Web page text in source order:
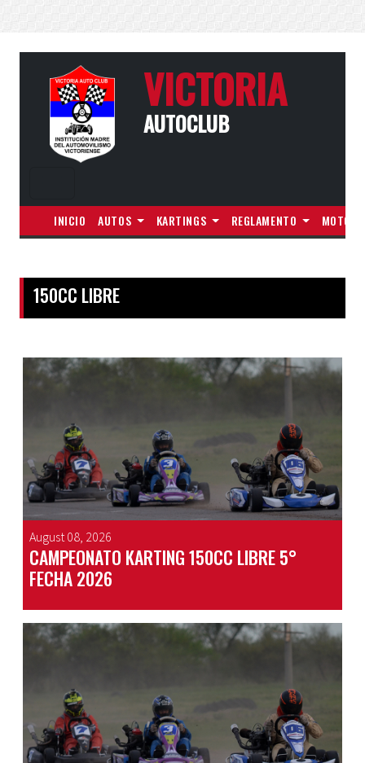
VICTORIA
AUTOCLUB
INICIO AUTOS KARTINGS REGLAMENTO MOTOS
150CC LIBRE
August 08, 2026
CAMPEONATO KARTING 150CC LIBRE 5°
FECHA 2026